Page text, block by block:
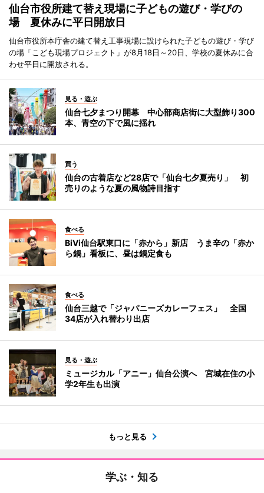
仙台市役所建て替え現場に子どもの遊び・学びの
場 夏休みに平日開放日
仙台市役所本庁舎の建て替え工事現場に設けられた子どもの遊び・学び
の場「こども現場プロジェクト」が8月18日～20日、学校の夏休みに合
わせ平日に開放される。
見る・遊ぶ
仙台七夕まつり開幕 中心部商店街に大型飾り300
本、青空の下で風に揺れ
買う
仙台の古着店など28店で「仙台七夕夏売り」 初
売りのような夏の風物詩目指す
食べる
BiVi仙台駅東口に「赤から」新店 うま辛の「赤か
ら鍋」看板に、昼は鍋定食も
食べる
仙台三越で「ジャパニーズカレーフェス」 全国
34店が入れ替わり出店
見る・遊ぶ
ミュージカル「アニー」仙台公演へ 宮城在住の小
学2年生も出演
もっと見る
学ぶ・知る